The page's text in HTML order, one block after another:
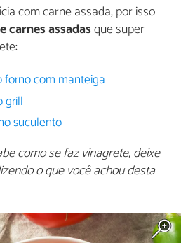
com carne assada, por isso
carnes assadasque super
forno com manteiga
grill
suculento
como se faz vinagrete, deixe
o que você achou desta